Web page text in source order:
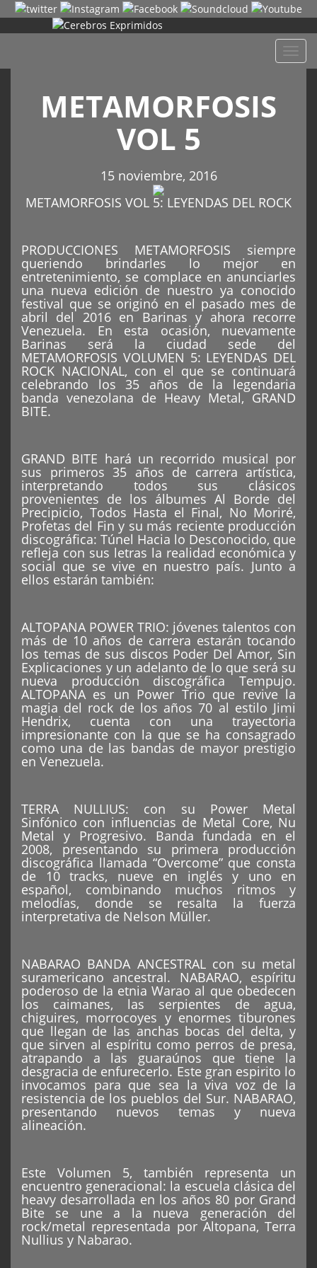
METAMORFOSIS
VOL 5
15 noviembre, 2016
METAMORFOSIS VOL 5: LEYENDAS DEL ROCK
PRODUCCIONES METAMORFOSIS siempre
queriendo brindarles lo mejor en
entretenimiento, se complace en anunciarles
una nueva edición de nuestro ya conocido
festival que se originó en el pasado mes de
abril del 2016 en Barinas y ahora recorre
Venezuela. En esta ocasión, nuevamente
Barinas será la ciudad sede del
METAMORFOSIS VOLUMEN 5: LEYENDAS DEL
ROCK NACIONAL, con el que se continuará
celebrando los 35 años de la legendaria
banda venezolana de Heavy Metal, GRAND
BITE.
GRAND BITE hará un recorrido musical por
sus primeros 35 años de carrera artística,
interpretando todos sus clásicos
provenientes de los álbumes Al Borde del
Precipicio, Todos Hasta el Final, No Moriré,
Profetas del Fin y su más reciente producción
discográfica: Túnel Hacia lo Desconocido, que
refleja con sus letras la realidad económica y
social que se vive en nuestro país. Junto a
ellos estarán también:
ALTOPANA POWER TRIO: jóvenes talentos con
más de 10 años de carrera estarán tocando
los temas de sus discos Poder Del Amor, Sin
Explicaciones y un adelanto de lo que será su
nueva producción discográfica Tempujo.
ALTOPANA es un Power Trio que revive la
magia del rock de los años 70 al estilo Jimi
Hendrix, cuenta con una trayectoria
impresionante con la que se ha consagrado
como una de las bandas de mayor prestigio
en Venezuela.
TERRA NULLIUS: con su Power Metal
Sinfónico con influencias de Metal Core, Nu
Metal y Progresivo. Banda fundada en el
2008, presentando su primera producción
discográfica llamada “Overcome” que consta
de 10 tracks, nueve en inglés y uno en
español, combinando muchos ritmos y
melodías, donde se resalta la fuerza
interpretativa de Nelson Müller.
NABARAO BANDA ANCESTRAL con su metal
suramericano ancestral. NABARAO, espíritu
poderoso de la etnia Warao al que obedecen
los caimanes, las serpientes de agua,
chiguires, morrocoyes y enormes tiburones
que llegan de las anchas bocas del delta, y
que sirven al espíritu como perros de presa,
atrapando a las guaraúnos que tiene la
desgracia de enfurecerlo. Este gran espirito lo
invocamos para que sea la viva voz de la
resistencia de los pueblos del Sur. NABARAO,
presentando nuevos temas y nueva
alineación.
Este Volumen 5, también representa un
encuentro generacional: la escuela clásica del
heavy desarrollada en los años 80 por Grand
Bite se une a la nueva generación del
rock/metal representada por Altopana, Terra
Nullius y Nabarao.